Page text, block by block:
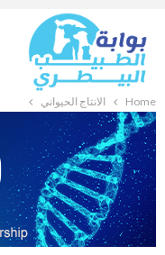
Home الانتاج الحيواني